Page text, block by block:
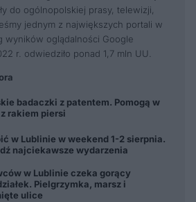
do ogólnopolskiej prasy, telewizji,
jednym z największych portali w
wyników oglądalności Google
r. odwiedziło ponad 1,7 mln UU.
badaczki z patentem. Pomogą w
rakiem piersi
w Lublinie w weekend 1-2 sierpnia.
najciekawsze wydarzenia
w Lublinie czeka gorący
Pielgrzymka, marsz i
ulice